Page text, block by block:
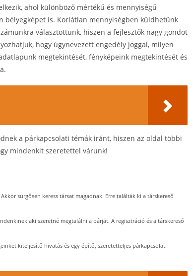
ahol különböző mértékű és mennyiségű
bélyegképet is. Korlátlan mennyiségben küldhetünk
választottunk, hiszen a fejlesztők nagy gondot
hogy úgynevezett engedély joggal, milyen
megtekintését, fényképeink megtekintését és
a párkapcsolati témák iránt, hiszen az oldal többi
mindenkit szeretettel várunk!
sürgősen keress társat magadnak. Erre találták ki a társkereső
aki szeretné megtalálni a párját. A regisztráció és a társkereső
kiteljesítő hivatás és egy építő, szeretetteljes párkapcsolat.